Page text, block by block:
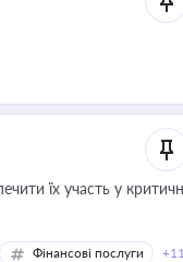
їх участь у
Фінансові послуги +11